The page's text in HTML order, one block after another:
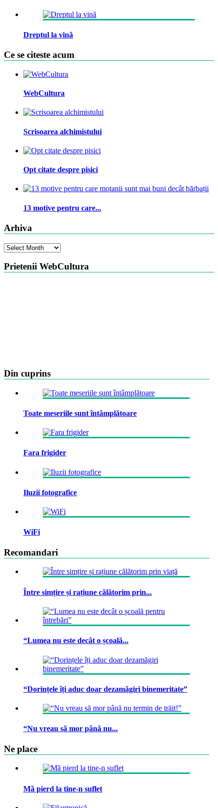
Dreptul la vină
Ce se citeste acum
WebCultura
Scrisoarea alchimistului
Opt citate despre pisici
13 motive pentru care...
Arhiva
Arhiva
Prietenii WebCultura
Din cuprins
Toate meseriile sunt întâmplătoare
Fara frigider
Iluzii fotografice
WiFi
Recomandari
Între simțire și rațiune călătorim prin...
“Lumea nu este decât o școală...
“Dorințele îți aduc doar dezamăgiri binemeritate”
“Nu vreau să mor până nu...
Ne place
Mă pierd la tine-n suflet